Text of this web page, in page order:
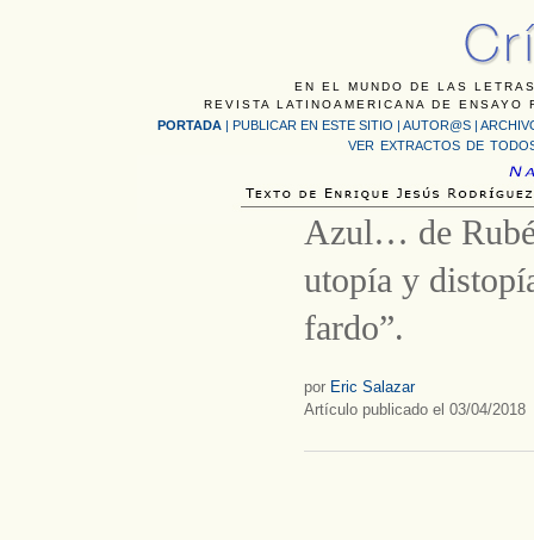
EN EL MUNDO DE LAS
REVISTA LATINOAMERICANA DE
PORTADA | PUBLICAR EN ESTE SITIO | AUTOR@S |
VER EXTRACTOS DE
Azul… de
utopía y
fardo”.
por Eric Salazar
Artículo publicado el 03/04/2018